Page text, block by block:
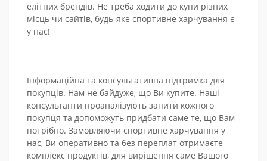
елітних брендів. Не треба ходити до купи різних
місць чи сайтів, будь-яке спортивне харчування є
у нас!
Інформаційна та консультативна підтримка для
покупців. Нам не байдуже, що Ви купите. Наші
консультанти проаналізують запити кожного
покупця та допоможуть придбати саме те, що Вам
потрібно. Замовляючи спортивне харчування у
нас, Ви оперативно та без переплат отримаєте
комплекс продуктів, для вирішення саме Вашого